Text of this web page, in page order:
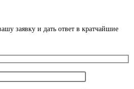
заявку и дать ответ в кратчайшие